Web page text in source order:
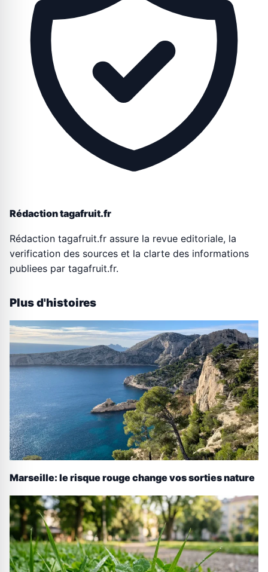
Rédaction tagafruit.fr
Rédaction tagafruit.fr assure la revue editoriale, la
verification des sources et la clarte des informations
publiees par tagafruit.fr.
Plus d'histoires
Marseille: le risque rouge change vos sorties nature